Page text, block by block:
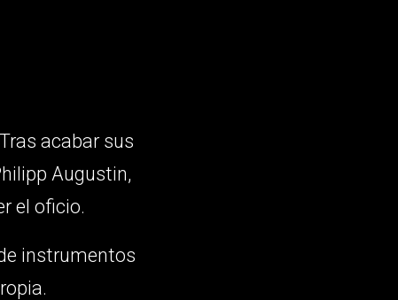
acabar sus
Augustin,
el oficio.
instrumentos